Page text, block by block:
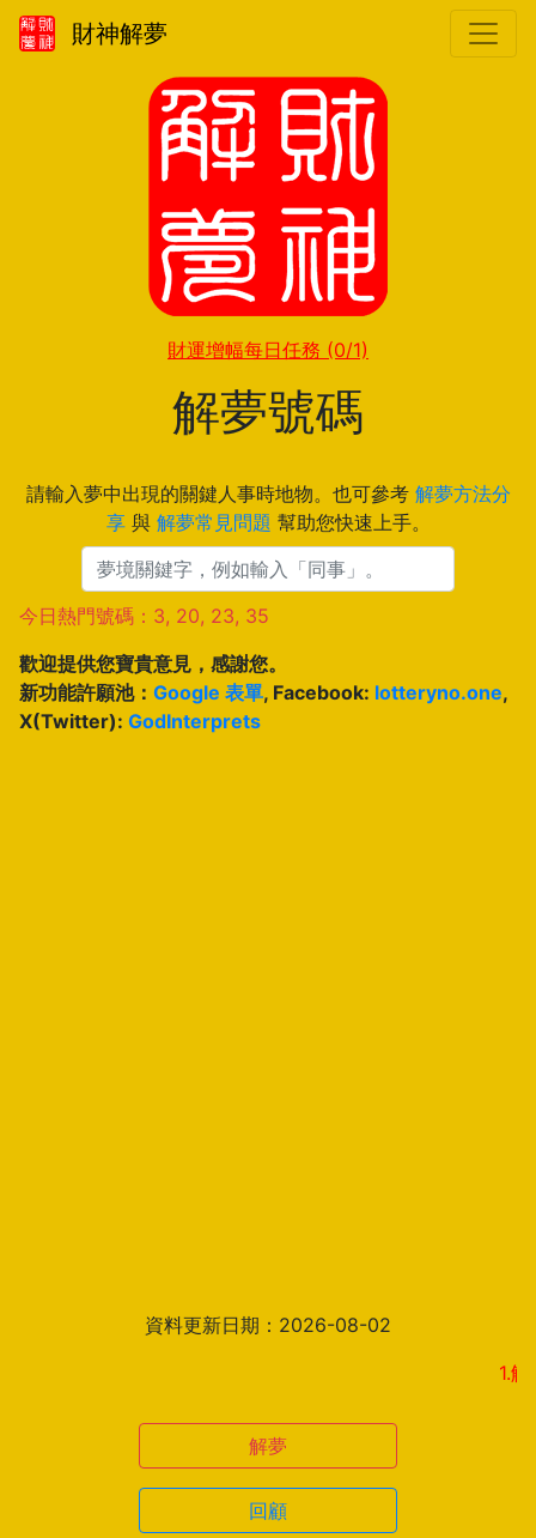
財神解夢
財運增幅每日任務 (0/1)
解夢號碼
請輸入夢中出現的關鍵人事時地物。也可參考 解夢方法分
享與 解夢常見問題 幫助您快速上手。
今日熱門號碼：3, 20, 23, 35
歡迎提供您寶貴意見，感謝您。
新功能許願池： Google 表單, Facebook: lotteryno.one,
X(Twitter): GodInterprets
資料更新日期：2026-08-02
1.解夢
解夢
回顧